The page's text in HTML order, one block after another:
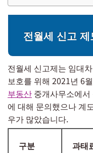
전월세 신고 제
전월세 신고제는 임대
보호를 위해 2021년 6
부동산 중개사무소에
에 대해 문의했으나 계
우가 많았습니다.
구분 과태